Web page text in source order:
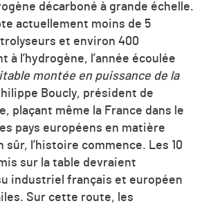
décarboné à grande échelle.
actuellement moins de 5
et environ 400
à l’hydrogène, l’année écoulée
montée en puissance de la
Boucly, président de
plaçant même la France dans le
pays européens en matière
sûr, l’histoire commence. Les 10
sur la table devraient
industriel français et européen
Sur cette route, les